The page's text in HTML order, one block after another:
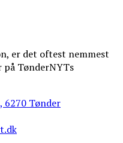
er det oftest nemmest
på TønderNYTs
6270 Tønder